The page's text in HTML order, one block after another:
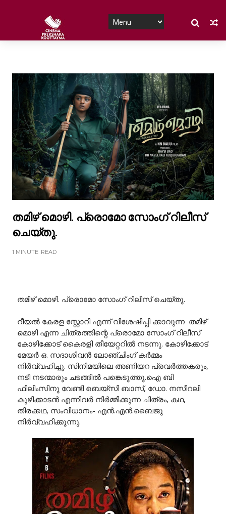
തമിഴ് മൊഴി. പ്രൊമോ സോംഗ് റിലീസ്
ചെയ്തു.
1 MINUTE READ
തമിഴ് മൊഴി. പ്രൊമോ സോംഗ് റിലീസ് ചെയ്തു.
റീയൽ കേരള സ്റ്റോറി എന്ന് വിശേഷിപ്പി ക്കാവുന്ന തമിഴ്
മൊഴി എന്ന ചിത്രത്തിന്റെ പ്രൊമോ സോംഗ് റിലീസ്
കോഴിക്കോട് കൈരളി തീയേറ്ററിൽ നടന്നു. കോഴിക്കോട്
മേയർ ഒ. സദാശിവൻ ലോഞ്ചിംഗ് കർമ്മം
നിർവ്വഹിച്ചു. സിനിമയിലെ അണിയറ പ്രവർത്തകരും,
നടീ നടന്മാരും ചടങ്ങിൽ പങ്കെടുത്തു.ഐ ബി
ഫിലിംസിനു വേണ്ടി ബെയ്സി ബാസ്, ഡോ. നസീറലി
കുഴിക്കാടൻ എന്നിവർ നിർമ്മിക്കുന്ന ചിത്രം, കഥ,
തിരക്കഥ, സംവിധാനം- എൻ.എൻ.ബൈജു
നിർവ്വഹിക്കുന്നു.